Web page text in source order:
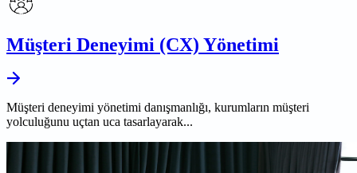
Müşteri Deneyimi (CX) Yönetimi
Müşteri deneyimi yönetimi danışmanlığı, kurumların müşteri
yolculuğunu uçtan uca tasarlayarak...